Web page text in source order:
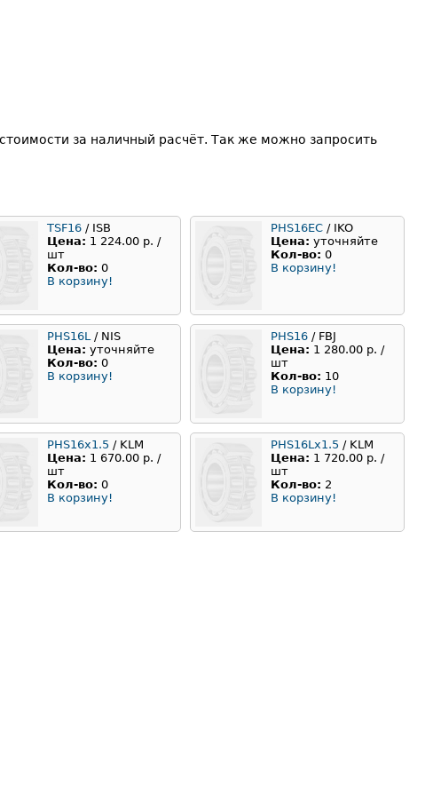
за наличный расчёт. Так же можно запросить
TSF16 / ISB
Цена: 1 224.00 р. /
шт
Кол-во: 0
В корзину!
PHS16EC / IKO
Цена: уточняйте
Кол-во: 0
В корзину!
PHS16L/ NIS
Цена: уточняйте
Кол-во: 0
В корзину!
PHS16 / FBJ
Цена: 1 280.00 р. /
шт
Кол-во: 10
В корзину!
PHS16x1.5 / KLM
Цена: 1 670.00 р. /
шт
Кол-во: 0
В корзину!
PHS16Lx1.5 / KLM
Цена: 1 720.00 р. /
шт
Кол-во: 2
В корзину!